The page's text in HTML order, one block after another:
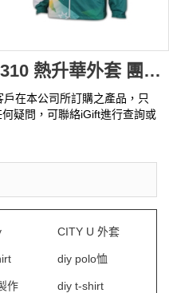
J310 熱升華外套 團購訂製熱升華外套 全件印 全件印花 熱升華外套專業設計 電競衫套裝 熱昇華電競衫 電競外套
在本公司所訂購之產品，只
疑問，可聯絡iGift進行查詢或
CITY U 外套
diy polo恤
作 diy t-shirt